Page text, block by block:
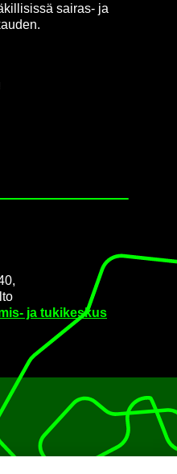
sairas-​ ja
ja tu­ki­kes­kus